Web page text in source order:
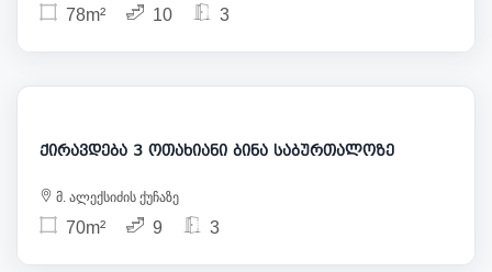
78m² 10 3
980
ქირავდება 3 ოთახიანი ბინა საბურთალოზე
მ. ალექსიძის ქუჩაზე
70m² 9 3